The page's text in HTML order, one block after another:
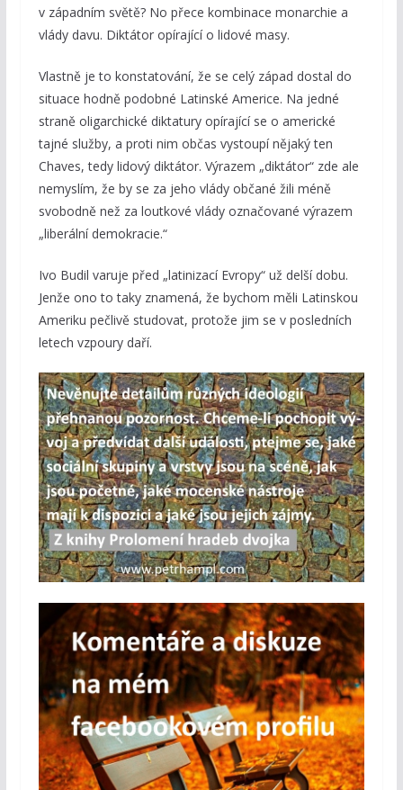
v západním světě? No přece kombinace monarchie a
vlády davu. Diktátor opírající o lidové masy.
Vlastně je to konstatování, že se celý západ dostal do
situace hodně podobné Latinské Americe. Na jedné
straně oligarchické diktatury opírající se o americké
tajné služby, a proti nim občas vystoupí nějaký ten
Chaves, tedy lidový diktátor. Výrazem „diktátor“ zde ale
nemyslím, že by se za jeho vlády občané žili méně
svobodně než za loutkové vlády označované výrazem
„liberální demokracie.“
Ivo Budil varuje před „latinizací Evropy“ už delší dobu.
Jenže ono to taky znamená, že bychom měli Latinskou
Ameriku pečlivě studovat, protože jim se v posledních
letech vzpoury daří.